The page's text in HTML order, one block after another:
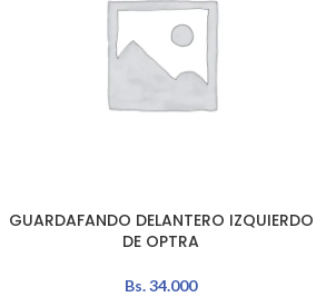
AÑADIR AL CARRITO
GUARDAFANDO DELANTERO IZQUIERDO
DE OPTRA
Bs.34.000